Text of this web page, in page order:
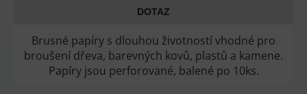
DOTAZ
Brusné papíry s dlouhou životností vhodné pro
broušení dřeva, barevných kovů, plastů a kamene.
Papíry jsou perforované, balené po 10ks.